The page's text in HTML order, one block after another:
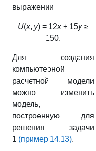
выражении
U(x, y) = 12x+ 15y≥
150.
Для создания
компьютерной
расчетной модели
можно изменить
модель,
построенную для
решения задачи
1 (пример 14.13).